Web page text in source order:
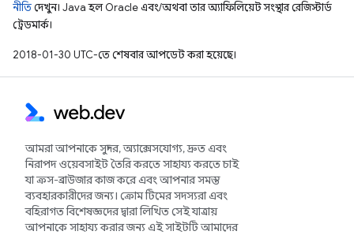
নীতিদেখুন। Java হল Oracle এবং/অথবা তার অ্যাফিলিয়েট সংস্থার রেজিস্টার্ড
ট্রেডমার্ক।
2018-01-30 UTC-তে শেষবার আপডেট করা হয়েছে।
আমরা আপনাকে সুন্দর, অ্যাক্সেসযোগ্য, দ্রুত এবং
নিরাপদ ওয়েবসাইট তৈরি করতে সাহায্য করতে চাই
যা ক্রস-ব্রাউজার কাজ করে এবং আপনার সমস্ত
ব্যবহারকারীদের জন্য। ক্রোম টিমের সদস্যরা এবং
বহিরাগত বিশেষজ্ঞদের দ্বারা লিখিত সেই যাত্রায়
আপনাকে সাহায্য করার জন্য এই সাইটটি আমাদের